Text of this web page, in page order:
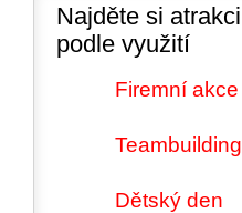
Najděte si atrakci
podle využití
Firemní akce
Teambuilding
Dětský den